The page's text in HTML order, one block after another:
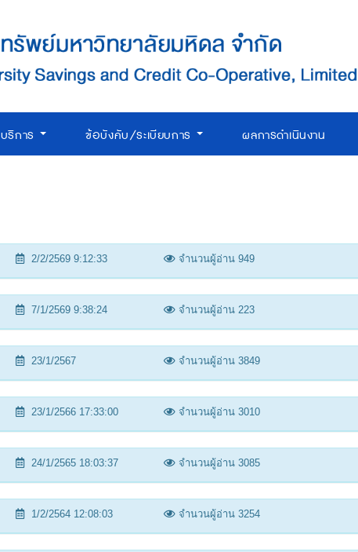
บริการ ข้อบังคับ/ระเบียบการ ผลการดำเนินงาน
2/2/2569 9:12:33 จำนวนผู้อ่าน 949
7/1/2569 9:38:24 จำนวนผู้อ่าน 223
23/1/2567 จำนวนผู้อ่าน 3849
23/1/2566 17:33:00 จำนวนผู้อ่าน 3010
24/1/2565 18:03:37 จำนวนผู้อ่าน 3085
1/2/2564 12:08:03 จำนวนผู้อ่าน 3254